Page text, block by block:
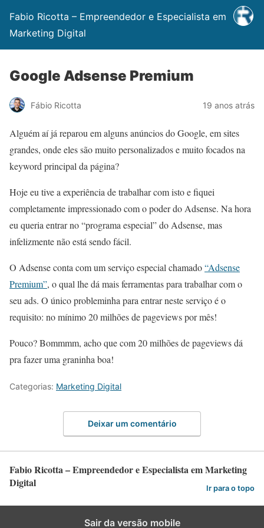
Fabio Ricotta – Empreendedor e Especialista em
Marketing Digital
Google Adsense Premium
Fábio Ricotta 19 anos atrás
Alguém aí já reparou em alguns anúncios do Google, em sites
grandes, onde eles são muito personalizados e muito focados na
keyword principal da página?
Hoje eu tive a experiência de trabalhar com isto e fiquei
completamente impressionado com o poder do Adsense. Na hora
eu queria entrar no “programa especial” do Adsense, mas
infelizmente não está sendo fácil.
O Adsense conta com um serviço especial chamado“Adsense
Premium”, o qual lhe dá mais ferramentas para trabalhar com o
seu ads. O único probleminha para entrar neste serviço é o
requisito: no mínimo 20 milhões de pageviews por mês!
Pouco? Bommmm, acho que com 20 milhões de pageviews dá
pra fazer uma graninha boa!
Categorias: Marketing Digital
Deixar um comentário
Fabio Ricotta – Empreendedor e Especialista em Marketing
Digital
Ir para o topo
Sair da versão mobile